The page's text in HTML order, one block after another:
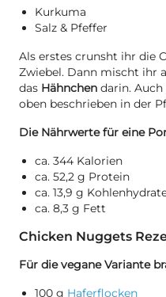
Kurkuma
Salz & Pfeffer
Als erstes crunsht ihr die
Zwiebel. Dann mischt ihr
das Hähnchen darin.
oben beschrieben in der
Die Nährwerte für eine
ca. 344 Kalorien
ca. 52,2 g Protein
ca. 13,9 g
ca. 8,3 g Fett
Chicken Nuggets
Für die vegane Variante
100 g Haferflocken